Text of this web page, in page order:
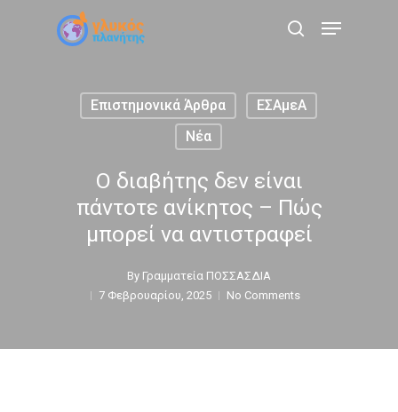
search
Menu
Επιστημονικά Άρθρα
ΕΣΑμεΑ
Νέα
Ο διαβήτης δεν είναι
πάντοτε ανίκητος – Πώς
μπορεί να αντιστραφεί
By Γραμματεία ΠΟΣΣΑΣΔΙΑ
7 Φεβρουαρίου, 2025
No Comments